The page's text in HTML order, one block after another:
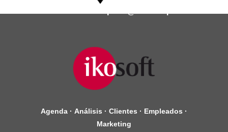
Agenda · Análisis · Clientes · Empleados ·
Marketing